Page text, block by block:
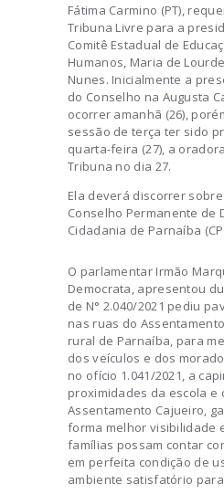
Fátima Carmino (PT),
Tribuna Livre para a
Comitê Estadual de
Humanos, Maria de
Nunes. Inicialmente a
do Conselho na Augusta
ocorrer amanhã (26),
sessão de terça ter sido
quarta-feira (27), a
Tribuna no dia 27.
Ela deverá discorrer
Conselho Permanente de
Cidadania de Parnaíba
O parlamentar Irmão
Democrata, apresentou
de N° 2.040/2021 pediu
nas ruas do
rural de Parnaíba, para
dos veículos e dos
no ofício 1.041/2021, a
proximidades da escola e
Assentamento Cajueiro,
forma melhor visibilidade
famílias possam contar
em perfeita condição de
ambiente satisfatório